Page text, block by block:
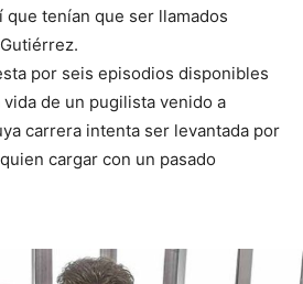
tenían que ser llamados
por seis episodios disponibles
de un pugilista venido a
carrera intenta ser levantada por
cargar con un pasado